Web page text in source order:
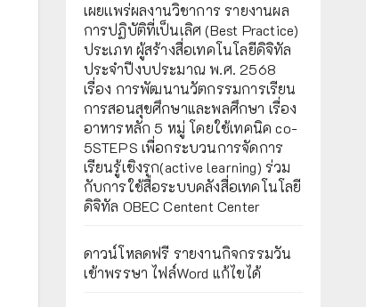
เผยเเพร่ผลงานวิชาการ รายงานผล
การปฏิบัติที่เป็นเลิศ (Best Practice)
ประเภท ผู้สร้างสื่อเทคโนโลยีดิจิทัล
ประจำปีงบประมาณ พ.ศ. 2568
เรื่อง การพัฒนานวัตกรรมการเรียน
การสอนสุขศึกษาและพลศึกษา เรื่อง
อาหารหลัก 5 หมู่ โดยใช้เทคนิค co-
5STEPS เพื่อกระบวนการจัดการ
เรียนรู้เชิงรุก(active learning) ร่วม
กับการใช้สื่อระบบคลังสื่อเทคโนโลยี
ดิจิทัล OBEC Centent Center
ดาวน์โหลดฟรี รายงานกิจกรรมวัน
เข้าพรรษา ไฟล์Word แก้ไขได้